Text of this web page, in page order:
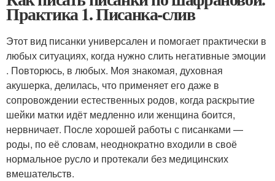
Практика 1. Писанка-слив
Этот вид писанки универсален и помогает практически в
любых ситуациях, когда нужно слить негативные эмоции
. Повторюсь, в любых. Моя знакомая, духовная
акушерка, делилась, что применяет его даже в
сопровождении естественных родов, когда раскрытие
шейки матки идёт медленно или женщина боится,
нервничает. После хорошей работы с писанками —
роды, по её словам, неоднократно входили в своё
нормальное русло и протекали без медицинских
вмешательств.